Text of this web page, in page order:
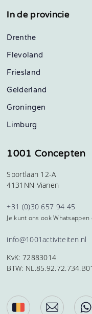
In de provincie
Drenthe
Flevoland
Friesland
Gelderland
Groningen
Limburg
1001 Concepten
Sportlaan 12-A
4131NN Vianen
+31 (0)30 657 94 45
Je kunt ons ook
info@1001activiteiten.nl
KvK: 72883014
BTW: NL.85.92.72.734.B01